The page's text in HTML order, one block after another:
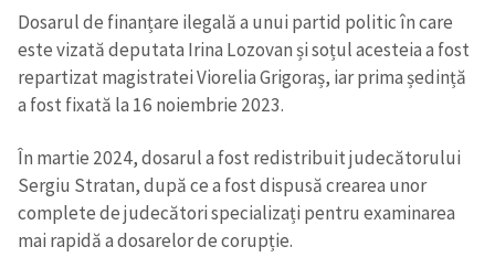
Dosarul de finanțare ilegală a unui partid politic în care
este vizată deputata Irina Lozovan și soțul acesteia a fost
repartizat magistratei Viorelia Grigoraș, iar prima ședință
a fost fixată la 16 noiembrie 2023.
În martie 2024, dosarul a fost redistribuit judecătorului
Sergiu Stratan, după ce a fost dispusă crearea unor
complete de judecători specializați pentru examinarea
mai rapidă a dosarelor de corupție.
Titlu știre+ Adaugă titlu
Fotografie
+ Încarcă imagine
Mesajul știrei
+ Mesajul știrei